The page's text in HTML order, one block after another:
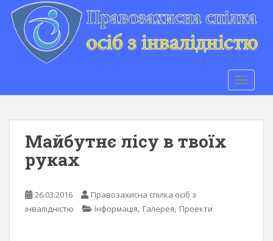
Майбутнє лісу в твоїх
руках
26.03.2016
Правозахисна спілка осіб з
інвалідністю
Інформація, Галерея, Проекти